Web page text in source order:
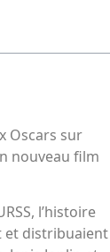
Oscars sur
nouveau film
l’histoire
et distribuaient